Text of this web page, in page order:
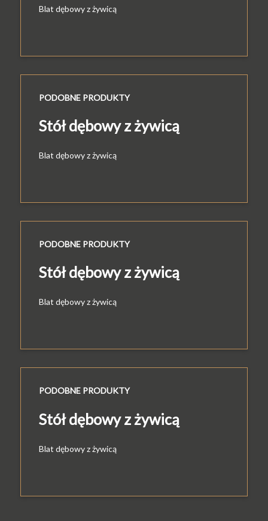
Blat dębowy z żywicą
PODOBNE PRODUKTY
Stół dębowy z żywicą
Blat dębowy z żywicą
PODOBNE PRODUKTY
Stół dębowy z żywicą
Blat dębowy z żywicą
PODOBNE PRODUKTY
Stół dębowy z żywicą
Blat dębowy z żywicą